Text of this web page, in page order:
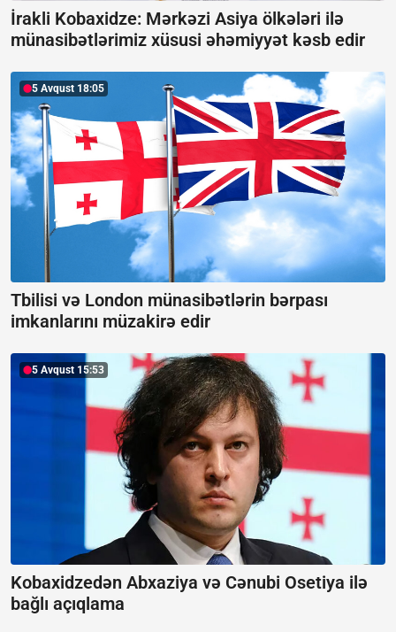
İrakli Kobaxidze: Mərkəzi Asiya ölkələri ilə
münasibətlərimiz xüsusi əhəmiyyət kəsb edir
5 Avqust 18:05
Tbilisi və London münasibətlərin bərpası
imkanlarını müzakirə edir
5 Avqust 15:53
Kobaxidzedən Abxaziya və Cənubi Osetiya ilə
bağlı açıqlama